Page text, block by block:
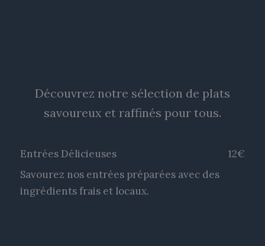
Découvrez notre sélection de plats
savoureux et raffinés pour tous.
Entrées Délicieuses
Savourez nos entrées préparées avec des
ingrédients frais et locaux.
12€